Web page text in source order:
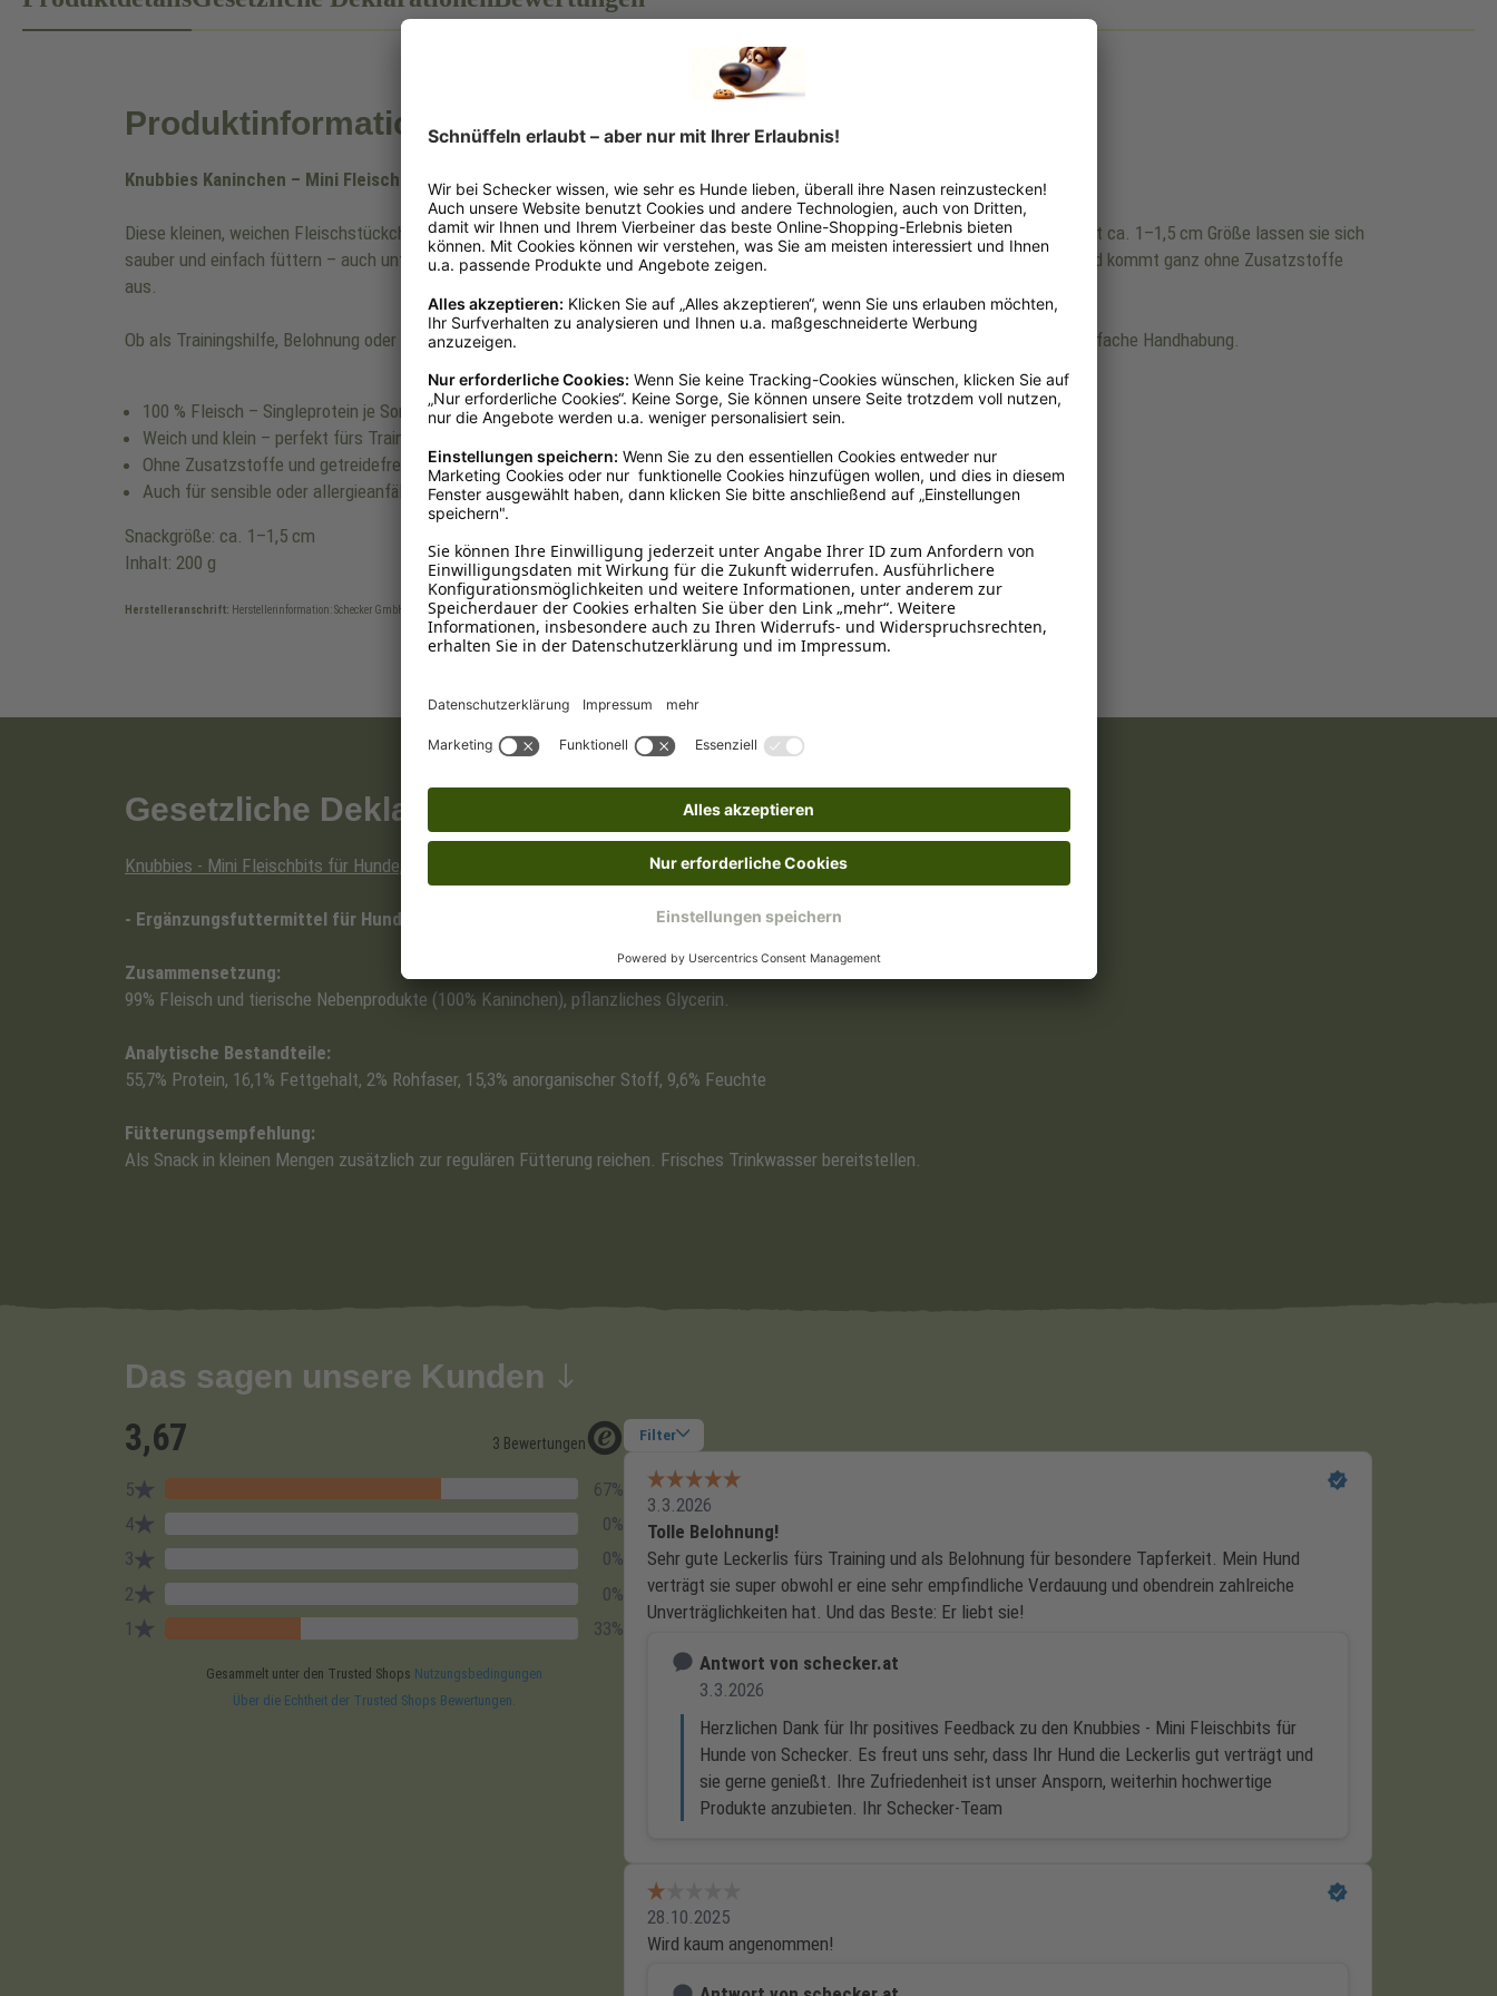
Produktinformationen
Knubbies Kaninchen – Mini Fleischbits aus 100 % Singleprotein
Diese kleinen, weichen Fleischstückchen sind ideal für dein modernes Hundetraining oder als schnelle Belohnung zwischendurch. Mit ca. 1–1,5 cm Größe lassen sie sich
sauber und einfach füttern – auch unterwegs. Jede Sorte enthält ausschließlich Fleisch von einer einzigen Tierart (Monoprotein) und kommt ganz ohne Zusatzstoffe
aus.
Ob als Trainingshilfe, Belohnung oder als Snack für deinen sensiblen Hund – die Knubbies überzeugen durch hohe Akzeptanz und einfache Handhabung.
100 % Fleisch – Singleprotein je Sorte
Weich und klein – perfekt fürs Training
Ohne Zusatzstoffe und getreidefrei
Auch für sensible oder allergieanfällige Hunde geeignet
Snackgröße: ca. 1–1,5 cm
Inhalt: 200 g
Herstelleranschrift: Herstellerinformation: Schecker GmbH, Ostvictorburer Strasse 109, DE-26624, Südbrookmerland, info@schecker.de
Gesetzliche Deklaration
Knubbies - Mini Fleischbits für Hunde, Sorte: Kaninchen
- Ergänzungsfuttermittel für Hunde -
Zusammensetzung:
99% Fleisch und tierische Nebenprodukte (100% Kaninchen), pflanzliches Glycerin.
Analytische Bestandteile:
55,7% Protein, 16,1% Fettgehalt, 2% Rohfaser, 15,3% anorganischer Stoff, 9,6% Feuchte
Fütterungsempfehlung:
Als Snack in kleinen Mengen zusätzlich zur regulären Fütterung reichen. Frisches Trinkwasser bereitstellen.
Das sagen unsere Kunden